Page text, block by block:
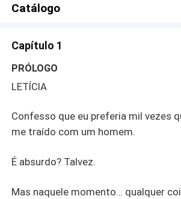
que avançam para toques, que
imaginava, o perigo toma forma. Entre
rompidos e segredos capazes de
para ser, de fato, Proibidamente Sua.
Catálogo
Capítulo 1
PRÓLOGO
LETÍCIA
Confesso que eu preferia mil vezes
me traído com um homem.
É absurdo? Talvez.
Mas naquele momento… qualquer